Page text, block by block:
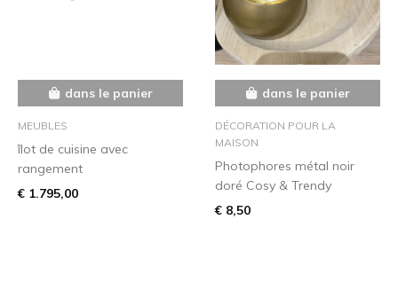
dans le panier
MEUBLES
îlot de cuisine avec
rangement
€ 1.795,00
dans le panier
DÉCORATION POUR LA
MAISON
Photophores métal noir
doré Cosy & Trendy
€ 8,50